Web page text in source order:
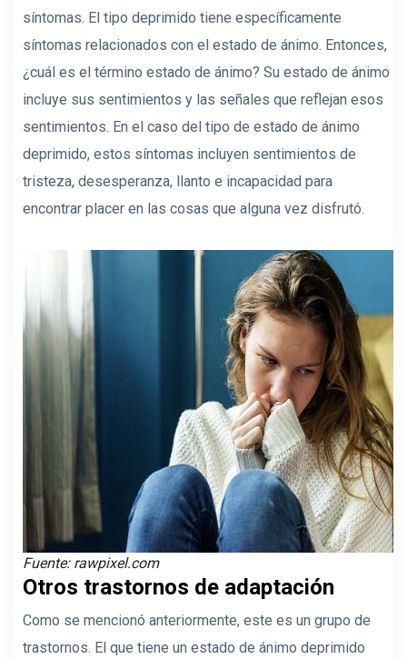
síntomas. El tipo deprimido tiene específicamente
síntomas relacionados con el estado de ánimo. Entonces,
¿cuál es el término estado de ánimo? Su estado de ánimo
incluye sus sentimientos y las señales que reflejan esos
sentimientos. En el caso del tipo de estado de ánimo
deprimido, estos síntomas incluyen sentimientos de
tristeza, desesperanza, llanto e incapacidad para
encontrar placer en las cosas que alguna vez disfrutó.
Fuente: rawpixel.com
Otros trastornos de adaptación
Como se mencionó anteriormente, este es un grupo de
trastornos. El que tiene un estado de ánimo deprimido